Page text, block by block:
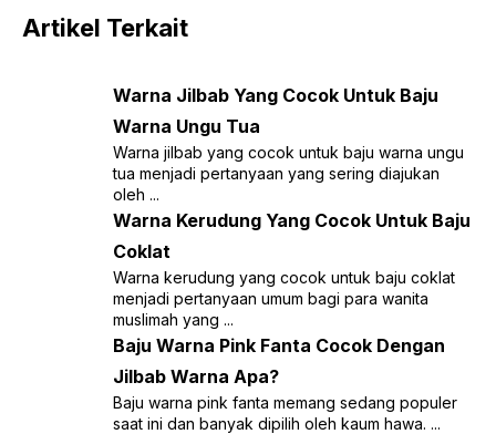
Artikel Terkait
Warna Jilbab Yang Cocok Untuk Baju
Warna Ungu Tua
Warna jilbab yang cocok untuk baju warna ungu
tua menjadi pertanyaan yang sering diajukan
oleh ...
Warna Kerudung Yang Cocok Untuk Baju
Coklat
Warna kerudung yang cocok untuk baju coklat
menjadi pertanyaan umum bagi para wanita
muslimah yang ...
Baju Warna Pink Fanta Cocok Dengan
Jilbab Warna Apa?
Baju warna pink fanta memang sedang populer
saat ini dan banyak dipilih oleh kaum hawa. ...